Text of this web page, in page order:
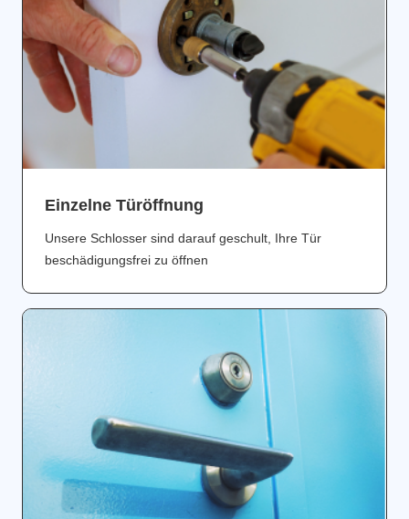
Einzelne Türöffnung
Unsere Schlosser sind darauf geschult, Ihre Tür
beschädigungsfrei zu öffnen